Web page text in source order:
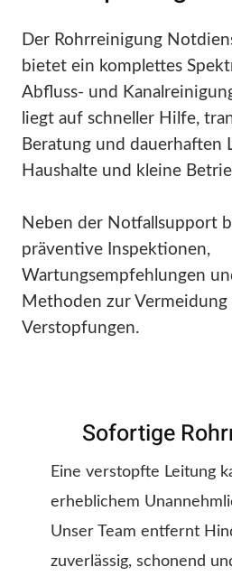
Der Rohrreinigung
bietet ein komplettes
Abfluss- und
liegt auf schneller Hilfe,
Beratung und dauerhaften
Haushalte und kleine
Neben der Notfallsupport
präventive Inspektionen,
Wartungsempfehlungen
Methoden zur
Verstopfungen.
Sofortige
Eine verstopfte Leitung
erheblichem
Unser Team entfernt
zuverlässig, schonend